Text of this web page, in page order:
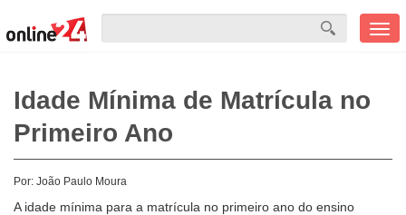
Idade Mínima de Matrícula no
Primeiro Ano
Por: João Paulo Moura
A idade mínima para a matrícula no primeiro ano do ensino